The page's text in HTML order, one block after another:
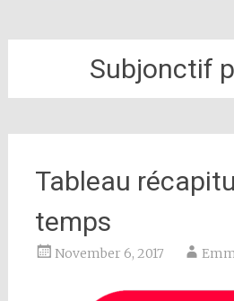
Subjonctif
Tableau
temps
November 6, 2017